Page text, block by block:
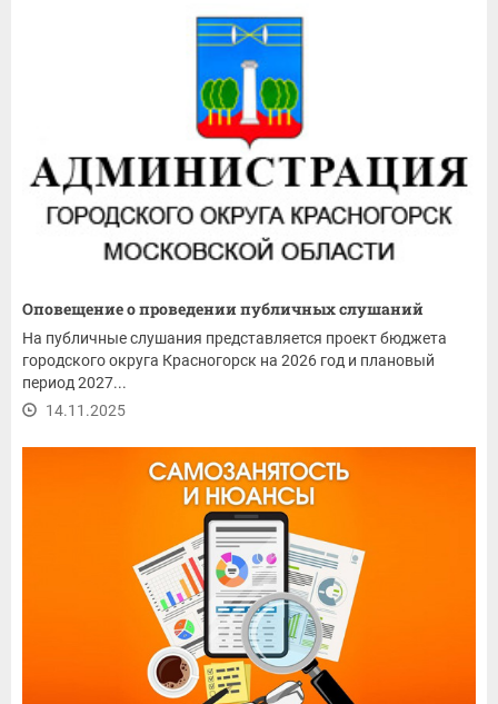
Оповещение о проведении публичных слушаний
На публичные слушания представляется проект бюджета
городского округа Красногорск на 2026 год и плановый
период 2027...
14.11.2025